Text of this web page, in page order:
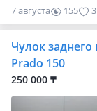
7 августа 155 3
Чулок
Prado 150
250 000 ₸